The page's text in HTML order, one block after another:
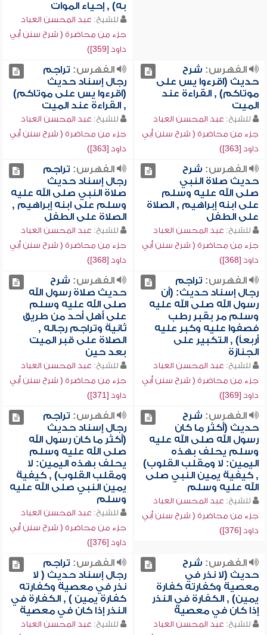
به) , إحياء الموات
للشيخ: عبد المحسن العباد
جزء من محاضرة ( شرح سنن أبي
داود [359])
الفهرس: شرح
حديث (اقرءوا يس على
موتاكم) , القراءة عند
الميت
للشيخ: عبد المحسن العباد
جزء من محاضرة ( شرح سنن أبي
داود [363])
الفهرس: تراجم
رجال إسناد حديث
(اقرءوا يس على موتاكم)
, القراءة عند الميت
للشيخ: عبد المحسن العباد
جزء من محاضرة ( شرح سنن أبي
داود [363])
الفهرس: شرح
حديث صلاة النبي
صلى الله عليه وسلم
على ابنه إبراهيم , الصلاة
على الطفل
للشيخ: عبد المحسن العباد
جزء من محاضرة ( شرح سنن أبي
داود [368])
الفهرس: تراجم
رجال إسناد حديث
صلاة النبي صلى الله عليه
وسلم على ابنه إبراهيم ,
الصلاة على الطفل
للشيخ: عبد المحسن العباد
جزء من محاضرة ( شرح سنن أبي
داود [368])
الفهرس: تراجم
رجال إسناد حديث: (أن
رسول الله صلى الله عليه
وسلم مر بقبر رطب
فصفوا عليه وكبر عليه
أربعاً) , التكبير على
الجنازة
للشيخ: عبد المحسن العباد
جزء من محاضرة ( شرح سنن أبي
داود [369])
الفهرس: شرح
حديث صلاة رسول الله
صلى الله عليه وسلم
على أهل أحد من طريق
ثانية وتراجم رجاله ,
الصلاة على قبر الميت
بعد حين
للشيخ: عبد المحسن العباد
جزء من محاضرة ( شرح سنن أبي
داود [371])
الفهرس: شرح
حديث (أكثر ما كان
رسول الله صلى الله عليه
وسلم يحلف بهذه
اليمين: لا ومقلب القلوب)
, كيفية يمين النبي صلى
الله عليه وسلم
للشيخ: عبد المحسن العباد
جزء من محاضرة ( شرح سنن أبي
داود [376])
الفهرس: تراجم
رجال إسناد حديث
(أكثر ما كان رسول الله
صلى الله عليه وسلم
يحلف بهذه اليمين: لا
ومقلب القلوب) , كيفية
يمين النبي صلى الله عليه
وسلم
للشيخ: عبد المحسن العباد
جزء من محاضرة ( شرح سنن أبي
داود [376])
الفهرس: شرح
حديث (لا نذر في
معصية وكفارته كفارة
يمين) , الكفارة في النذر
إذا كان في معصية
للشيخ: عبد المحسن العباد
الفهرس: تراجم
رجال إسناد حديث ( لا
نذر في معصية وكفارته
كفارة يمين ) , الكفارة في
النذر إذا كان في معصية
للشيخ: عبد المحسن العباد